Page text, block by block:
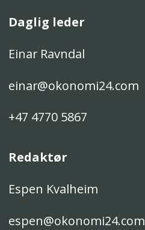
Daglig leder
Einar Ravndal
einar@okonomi24.com
+47 4770 5867
Redaktør
Espen Kvalheim
espen@okonomi24.com